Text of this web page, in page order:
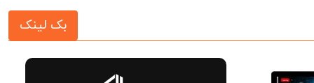
بک لینک